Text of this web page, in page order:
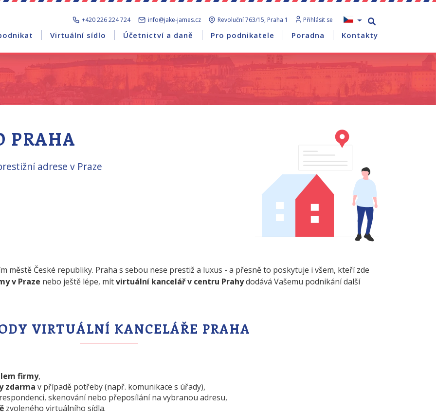
+420 226 224 724 info@jake-james.cz Revoluční 763/15, Praha 1 Přihlásit se
Virtuální sídlo Účetnictví a daně Pro podnikatele Poradna Kontakty
PRAHA
adrese v Praze
městě České republiky. Praha s sebou nese prestiž a luxus - a přesně to poskytuje i všem, kteří zde
v Praze nebo ještě lépe, mítvirtuální kancelář v centru Prahydodává Vašemu podnikání další
VIRTUÁLNÍ KANCELÁŘE PRAHA
firmy,
zdarma v případě potřeby (např. komunikace s úřady),
skenování nebo přeposílání na vybranou adresu,
zvoleného virtuálního sídla.